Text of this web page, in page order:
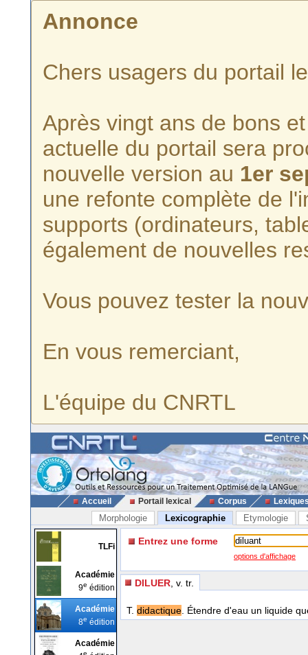
Annonce
Chers usagers du portail
Après vingt ans de bons
actuelle du portail sera
nouvelle version au 1er
une refonte complète de
supports (ordinateurs,
également de nouvelles
Vous pouvez tester la
En vous remerciant,
L'équipe du CNRTL
Accueil Portail lexical Corpus
Morphologie Lexicographie Etymologie
TLFi
Académie
9e édition
Académie
8e édition
Académie
e
Entrez une forme
options d'affichage
DILUER , v. tr.
T. didactique. Étendre d'eau un liquide